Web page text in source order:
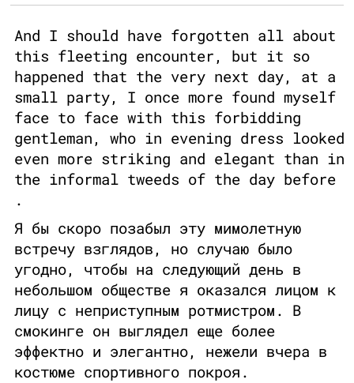
And I should have forgotten all about
this fleeting encounter, but it so
happened that the very next day, at a
small party, I once more found myself
face to face with this forbidding
gentleman, who in evening dress looked
even more striking and elegant than in
the informal tweeds of the day before
.
Я бы скоро позабыл эту мимолетную
встречу взглядов, но случаю было
угодно, чтобы на следующий день в
небольшом обществе я оказался лицом к
лицу с неприступным ротмистром. В
смокинге он выглядел еще более
эффектно и элегантно, нежели вчера в
костюме спортивного покроя.